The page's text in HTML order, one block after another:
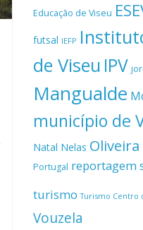
Educação de Viseu
futsal IEFP
de Viseu IPV
Mangualde
município de
Natal Nelas Oliveira
Portugal reportagem
turismo Turismo Centro
Vouzela